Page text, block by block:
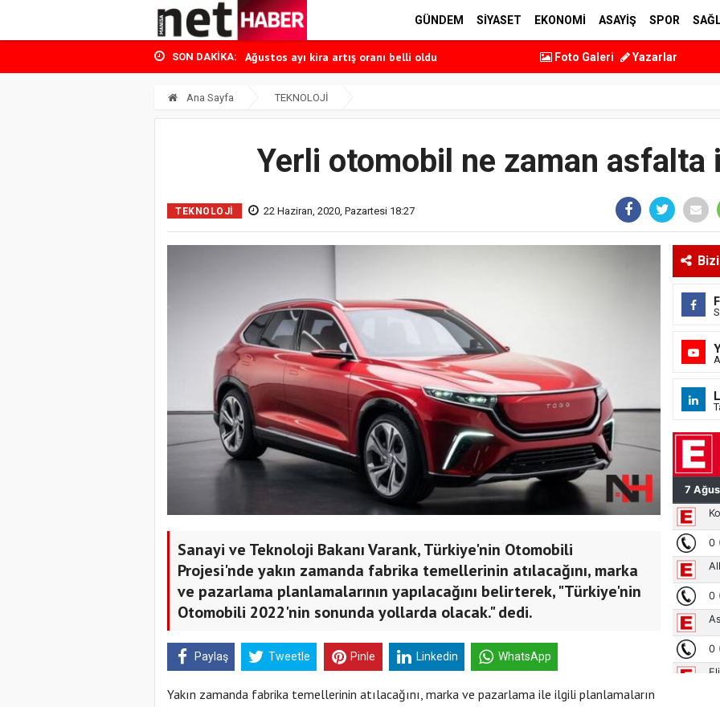
GÜNDEM SİYASET EKONOMİ ASAYİŞ SPOR
SON DAKIKA:
Manisa uyuşturucu operasyonu
Gram altında yükselişe geçti
Ağustos ayı kira artış oranı belli oldu
Temmuz ayı enflasyonu belli oldu
Dutlulu CHP’den istifa etti
Foto Galeri Yazarlar
Ana Sayfa TEKNOLOJİ
Yerli otomobil ne zaman asfalta
TEKNOLOJİ 22 Haziran, 2020, Pazartesi 18:27
Sanayi ve Teknoloji Bakanı Varank, Türkiye'nin Otomobili
Projesi'nde yakın zamanda fabrika temellerinin atılacağını, marka
ve pazarlama planlamalarının yapılacağını belirterek, "Türkiye'nin
Otomobili 2022'nin sonunda yollarda olacak." dedi.
Paylaş Tweetle Pinle Linkedin WhatsApp
Yakın zamanda fabrika temellerinin atılacağını, marka ve pazarlama ile ilgili planlamaların